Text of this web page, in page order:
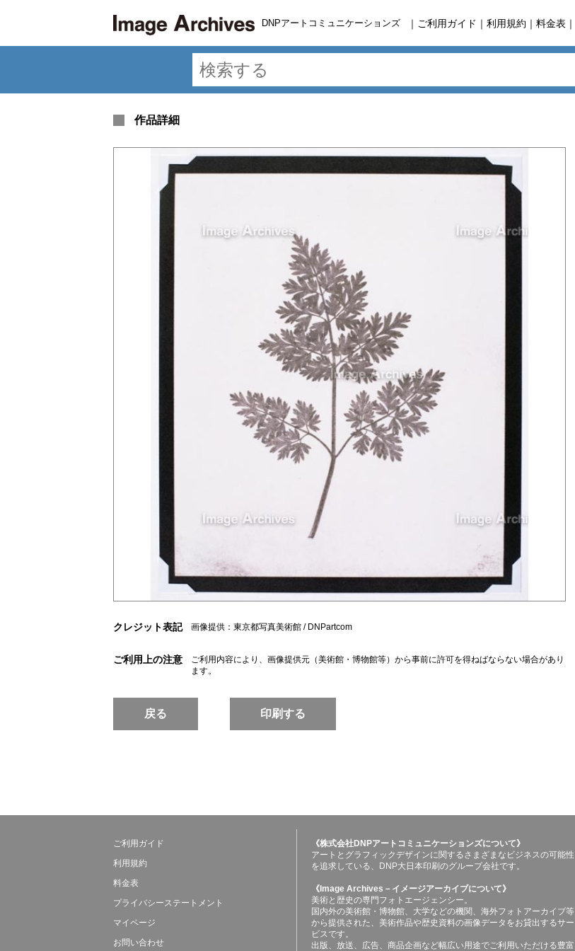
DNPアートコミュニケーションズ ｜ ご利用ガイド ｜ 利用規約 ｜ 料金表 ｜
作品詳細
クレジット表記 画像提供：東京都写真美術館 / DNPartcom
ご利用上の注意
ご利用内容により、画像提供元（美術館・博物館等）から事前に許可を得ねばならない場合があり
ます。
戻る 印刷する
ご利用ガイド
利用規約
料金表
プライバシーステートメント
マイページ
お問い合わせ
《株式会社DNPアートコミュニケーションズについて》
アートとグラフィックデザインに関するさまざまなビジネスの可能性
を追求している、DNP大日本印刷のグループ会社です。
《Image Archives－イメージアーカイブについて》
美術と歴史の専門フォトエージェンシー。
国内外の美術館・博物館、大学などの機関、海外フォトアーカイブ等
から提供された、美術作品や歴史資料の画像データをお貸出するサー
ビスです。
出版、放送、広告、商品企画など幅広い用途でご利用いただける豊富